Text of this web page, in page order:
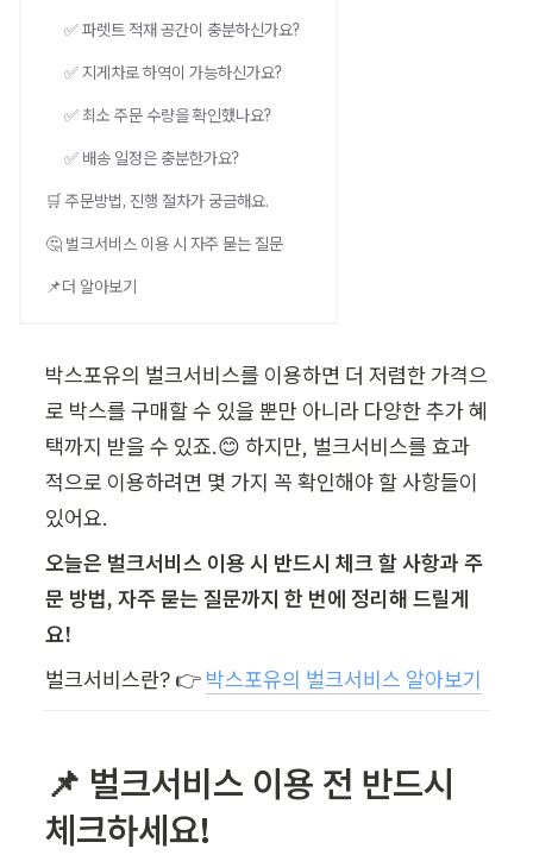
✅ 파렛트 적재 공간이 충분하신가요?
✅ 지게차로 하역이 가능하신가요?
✅ 최소 주문 수량을 확인했나요?
✅ 배송 일정은 충분한가요?
🛒 주문방법, 진행 절차가 궁금해요.
🤔 벌크서비스 이용 시 자주 묻는 질문
📌더 알아보기
박스포유의 벌크서비스를 이용하면 더 저렴한 가격으
로 박스를 구매할 수 있을 뿐만 아니라 다양한 추가 혜
택까지 받을 수 있죠.😊 하지만, 벌크서비스를 효과
적으로 이용하려면 몇 가지 꼭 확인해야 할 사항들이
있어요.
오늘은 벌크서비스 이용 시 반드시 체크 할 사항과 주
문 방법, 자주 묻는 질문까지 한 번에 정리해 드릴게
요!
벌크서비스란? 👉 박스포유의 벌크서비스 알아보기
📌 벌크서비스 이용 전 반드시
체크하세요!